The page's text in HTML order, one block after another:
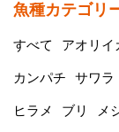
魚種カテゴリ
すべて アオリイ
カンパチ サワラ
ヒラメ ブリ メ